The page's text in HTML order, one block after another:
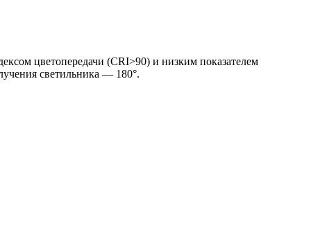
цветопередачи (CRI>90) и низким показателем
светильника — 180°.